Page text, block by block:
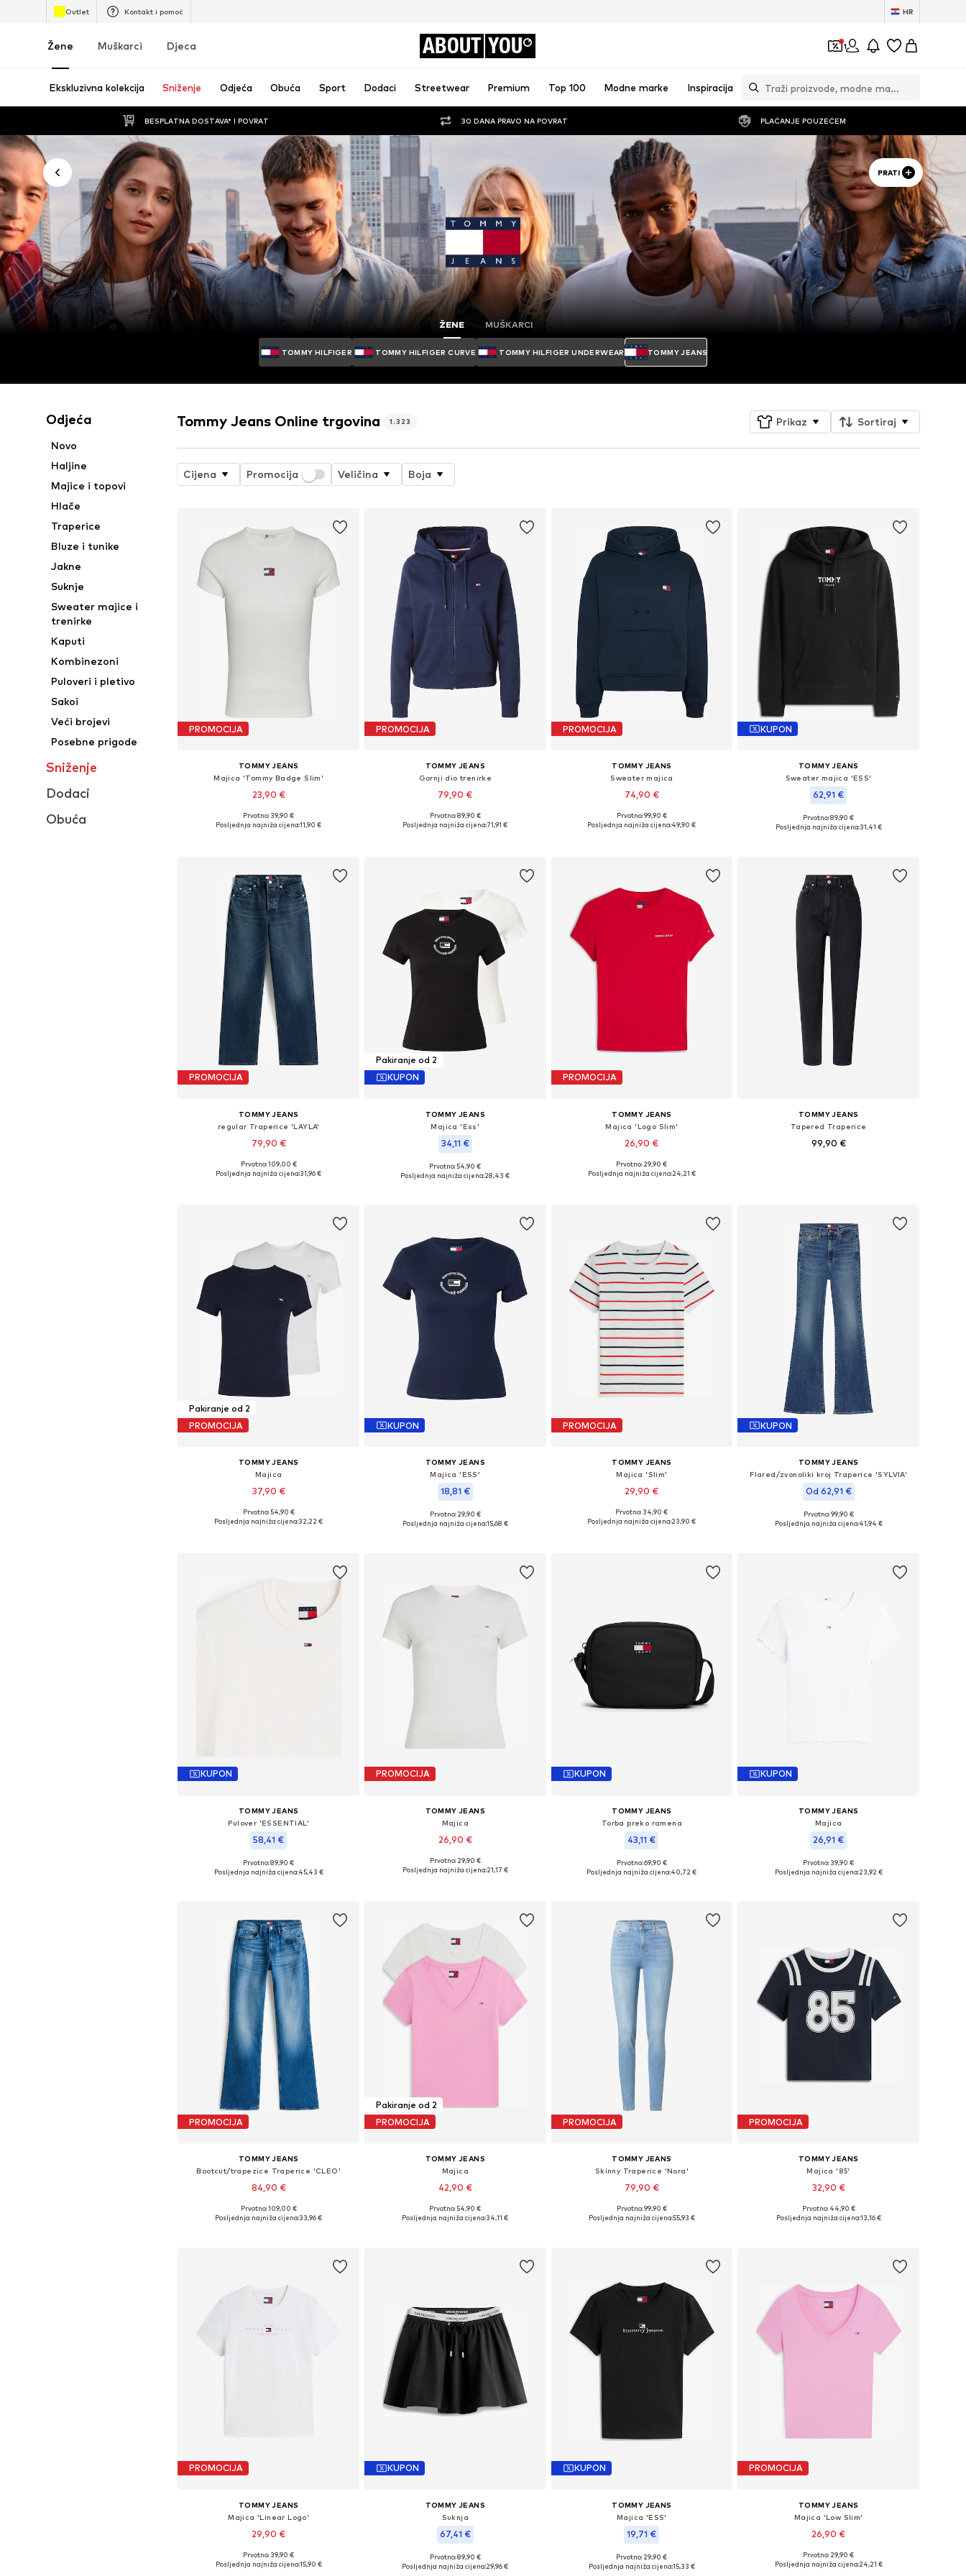
Outlet Kontakt i pomoć HR
Žene Muškarci Djeca ABOUT YOU 1
Ekskluzivna kolekcija Sniženje Odjeća Obuća Sport Dodaci Streetwear Premium Top 100 Modne marke Inspiracija
BESPLATNA DOSTAVA* I POVRAT 30 DANA PRAVO NA POVRAT PLAĆANJE POUZEĆEM
PRATI
ŽENE MUŠKARCI
TOMMY HILFIGER TOMMY HILFIGER CURVE TOMMY HILFIGER UNDERWEAR TOMMY JEANS
Odjeća
Novo
Haljine
Majice i topovi
Hlače
Traperice
Bluze i tunike
Jakne
Suknje
Sweater majice i
trenirke
Kaputi
Kombinezoni
Puloveri i pletivo
Sakoi
Veći brojevi
Posebne prigode
Sniženje
Dodaci
Obuća
Tommy Jeans Online trgovina 1.323 Prikaz Sortiraj
Cijena Promocija Veličina Boja
PROMOCIJA
TOMMY JEANS
Majica 'Tommy Badge Slim'
23,90 €
+ 3
Dostupne veličine: XXS, XS, S, M, L, XL
Prvotno: 39,90 €
Posljednja najniža cijena:11,90 €
PROMOCIJA
TOMMY JEANS
Gornji dio trenirke
79,90 €
Dostupne veličine: XXS, XS, S, M, L
Prvotno: 89,90 €
Posljednja najniža cijena:71,91 €
PROMOCIJA
TOMMY JEANS
Sweater majica
74,90 €
Dostupne veličine: XS, S, M, L, XL, 4XL
Prvotno: 99,90 €
Posljednja najniža cijena:49,90 €
KUPON
TOMMY JEANS
Sweater majica 'ESS'
62,91 €
Dostupne veličine: XS, S, M, L
Prvotno: 89,90 €
Posljednja najniža cijena:31,41 €
PROMOCIJA
TOMMY JEANS
regular Traperice 'LAYLA'
79,90 €
Dostupno u više veličina
Prvotno: 109,00 €
Posljednja najniža cijena:31,96 €
Pakiranje od 2
KUPON
TOMMY JEANS
Majica 'Ess'
34,11 €
Dostupne veličine: XXS, XS, S, M, L
Prvotno: 54,90 €
Posljednja najniža cijena:28,43 €
PROMOCIJA
TOMMY JEANS
Majica 'Logo Slim'
26,90 €
+ 2
Dostupne veličine: XXS, XS, S, M, L
Prvotno: 29,90 €
Posljednja najniža cijena:24,21 €
TOMMY JEANS
Tapered Traperice
99,90 €
Pakiranje od 2
PROMOCIJA
TOMMY JEANS
Majica
37,90 €
+ 6
Dostupne veličine: XXS, XS, S, M, L, XL
Prvotno: 54,90 €
Posljednja najniža cijena:32,22 €
KUPON
TOMMY JEANS
Majica 'ESS'
18,81 €
+ 1
Dostupne veličine: XXS, XS, S, M, L
Prvotno: 29,90 €
Posljednja najniža cijena:15,68 €
PROMOCIJA
TOMMY JEANS
Majica 'Slim'
29,90 €
+14
Dostupne veličine: XXS, XS, S, M, L, XL
Prvotno: 34,90 €
Posljednja najniža cijena:23,90 €
KUPON
TOMMY JEANS
Flared/zvonoliki kroj Traperice 'SYLVIA'
Od 62,91 €
Dostupno u više veličina
Prvotno: 99,90 €
Posljednja najniža cijena:41,94 €
KUPON
TOMMY JEANS
Pulover 'ESSENTIAL'
58,41 €
Dostupne veličine: XS, S, M, L, XL
Prvotno: 89,90 €
Posljednja najniža cijena:45,43 €
PROMOCIJA
TOMMY JEANS
Majica
26,90 €
+ 4
Dostupne veličine: XXS, XS, S, M, L, XL
Prvotno: 29,90 €
Posljednja najniža cijena:21,17 €
KUPON
TOMMY JEANS
Torba preko ramena
43,11 €
Dostupne veličine: One Size
Prvotno: 69,90 €
Posljednja najniža cijena:40,72 €
KUPON
TOMMY JEANS
Majica
26,91 €
Dostupne veličine: XS, S, M, L, XL
Prvotno: 39,90 €
Posljednja najniža cijena:23,92 €
PROMOCIJA
TOMMY JEANS
Bootcut/trapezice Traperice 'CLEO'
84,90 €
Dostupno u više veličina
Prvotno: 109,00 €
Posljednja najniža cijena:33,96 €
Pakiranje od 2
PROMOCIJA
TOMMY JEANS
Majica
42,90 €
+ 2
Dostupne veličine: XXS, XS, S, M, L, XL
Prvotno: 54,90 €
Posljednja najniža cijena:34,11 €
PROMOCIJA
TOMMY JEANS
Skinny Traperice 'Nora'
79,90 €
Dostupno u više veličina
Prvotno: 99,90 €
Posljednja najniža cijena:55,93 €
PROMOCIJA
TOMMY JEANS
Majica '85'
32,90 €
Dostupne veličine: XS, S, M, L
Prvotno: 44,90 €
Posljednja najniža cijena:13,16 €
PROMOCIJA
TOMMY JEANS
Majica 'Linear Logo'
29,90 €
Dostupne veličine: XS, S, M, L
Prvotno: 39,90 €
Posljednja najniža cijena:15,90 €
KUPON
TOMMY JEANS
Suknja
67,41 €
Dostupne veličine: 34, 36, 38, 40
Prvotno: 89,90 €
Posljednja najniža cijena:29,96 €
KUPON
TOMMY JEANS
Majica 'ESS'
19,71 €
+ 1
Dostupne veličine: XXS, XS, S, M, L
Prvotno: 29,90 €
Posljednja najniža cijena:15,33 €
PROMOCIJA
TOMMY JEANS
Majica 'Low Slim'
26,90 €
+ 3
Dostupne veličine: XXS, XS, S, M, L, XL
Prvotno: 29,90 €
Posljednja najniža cijena:24,21 €